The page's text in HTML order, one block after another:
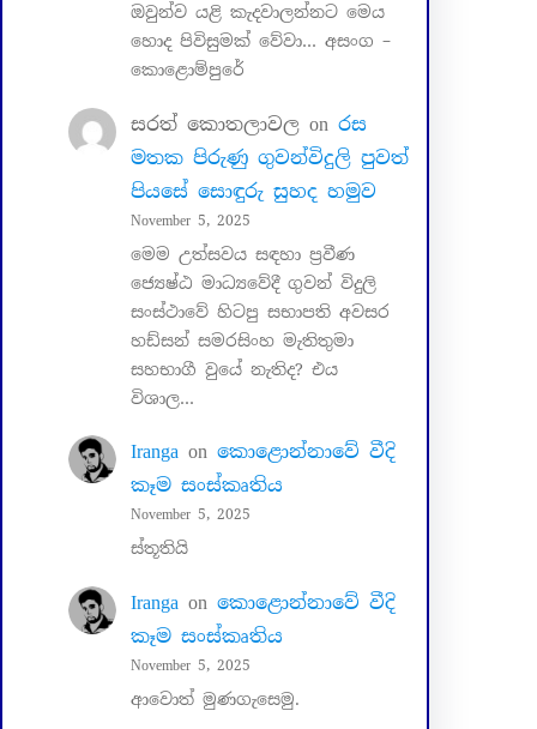
ඔවුන්ව යළි කැදවාලන්නට මෙය
හොද පිවිසුමක් වේවා… අසංග –
කොළොම්පුරේ
සරත් කොතලාවල on රස
මතක පිරුණු ගුවන්විදුලි පුවත්
පියසේ සොඳුරු සුහද හමුව
November 5, 2025
මෙම උත්සවය සඳහා ප්‍රවීණ
ජ්‍යෙෂ්ඨ මාධ්‍යවේදී ගුවන් විදුලි
සංස්ථාවේ හිටපු සභාපති අවසර
හඩ්සන් සමරසිංහ මැතිතුමා
සහභාගී වුයේ නැතිද? එය
විශාල…
Iranga on කොළොන්නාවේ වීදි
කෑම සංස්කෘතිය
November 5, 2025
ස්තූතියි
Iranga on කොළොන්නාවේ වීදි
කෑම සංස්කෘතිය
November 5, 2025
ආවොත් මුණගැසෙමු.